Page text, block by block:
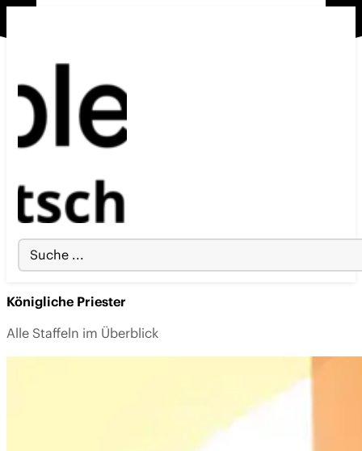
Search
...
Königliche Priester
Alle Staffeln im Überblick